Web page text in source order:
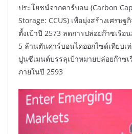
ประโยชน์จากคาร์บอน (Carbon
Storage: CCUS) เพื่อมุ่งสร้างเศรษ
ตั้งเป้าปี 2573 ลดการปล่อยก๊าซเรือ
5 ล้านตันคาร์บอนไดออกไซด์เทียบเ
ปูนซีเมนต์บรรลุเป้าหมายปล่อยก๊าซ
ภายในปี 2593